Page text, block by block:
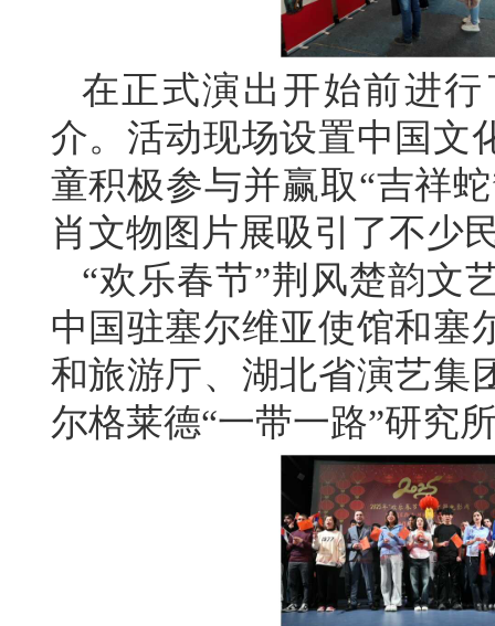
在正式演出开始前进
介。活动现场设置中国文
童积极参与并赢取“吉祥
肖文物图片展吸引了不少
“欢乐春节”荆风楚韵文
中国驻塞尔维亚使馆和塞
和旅游厅、湖北省演艺集
尔格莱德“一带一路”研究